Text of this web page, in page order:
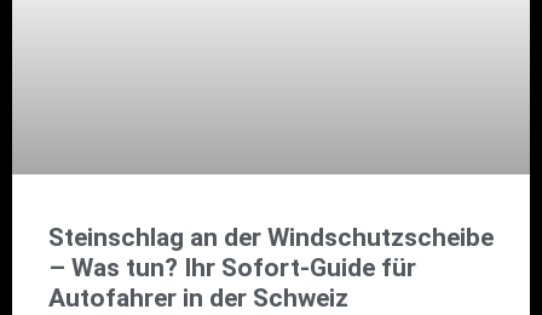
Steinschlag an der Windschutzscheibe
– Was tun? Ihr Sofort-Guide für
Autofahrer in der Schweiz